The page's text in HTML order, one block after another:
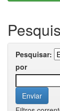
Pesquisar:
por